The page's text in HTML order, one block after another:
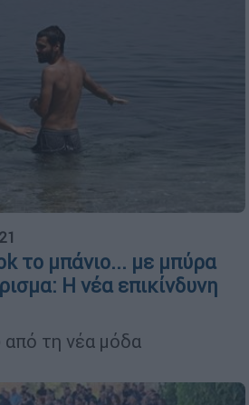
το μπάνιο... με μπύρα
Η νέα επικίνδυνη
από τη νέα μόδα